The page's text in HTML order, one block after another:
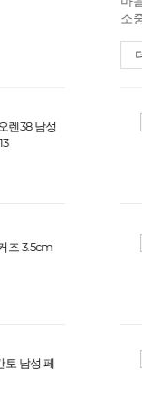
렌38 남성
즈 3.5cm
토 남성 페
소